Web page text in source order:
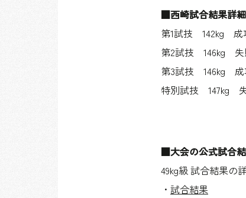
■西崎試合結果詳細
第1試技 142kg 成
第2試技 146kg
第3試技 146kg
特別試技 147kg
■大会の公式試合
49kg級 試合結果の
・ 試合結果